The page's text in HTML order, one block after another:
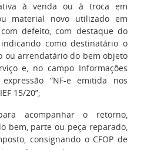
à venda ou à troca em
material novo utilizado em
defeito, com destaque do
como destinatário o
ou arrendatário do bem objeto
e, no campo Informações
“NF-e emitida nos
15/20”;
acompanhar o retorno,
bem, parte ou peça reparado,
consignando o CFOP de